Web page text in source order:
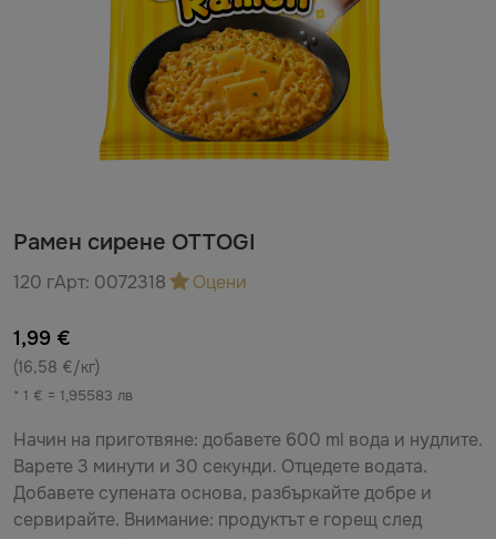
Рамен сирене OTTOGI
120 гАрт: 0072318 Оцени
1,99 €
(16,58 €/кг)
* 1 € = 1,95583 лв
Начин на приготвяне: добавете 600 ml вода и нудлите.
Варете 3 минути и 30 секунди. Отцедете водата.
Добавете супената основа, разбъркайте добре и
сервирайте. Внимание: продуктът е горещ след